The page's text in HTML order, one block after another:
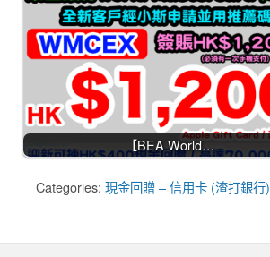
【BEA World…
Categories: 現金回贈 – 信用卡 (渣打銀行)